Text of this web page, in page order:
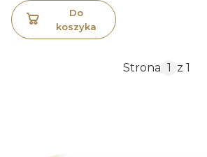
Do
koszyka
Strona z 1